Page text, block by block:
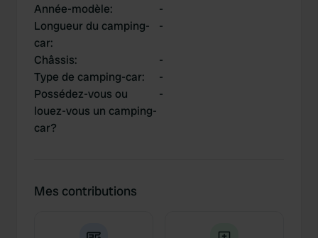
Année-modèle:
-
Longueur du camping-
car:
-
Châssis:
-
Type de camping-car:
-
Possédez-vous ou
louez-vous un camping-
car?
-
Mes contributions